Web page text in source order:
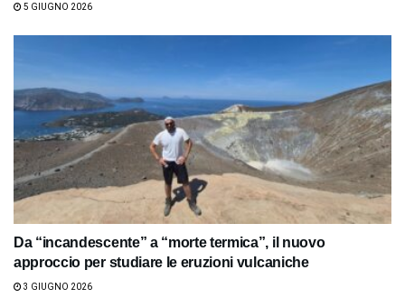
5 GIUGNO 2026
Da “incandescente” a “morte termica”, il nuovo
approccio per studiare le eruzioni vulcaniche
3 GIUGNO 2026